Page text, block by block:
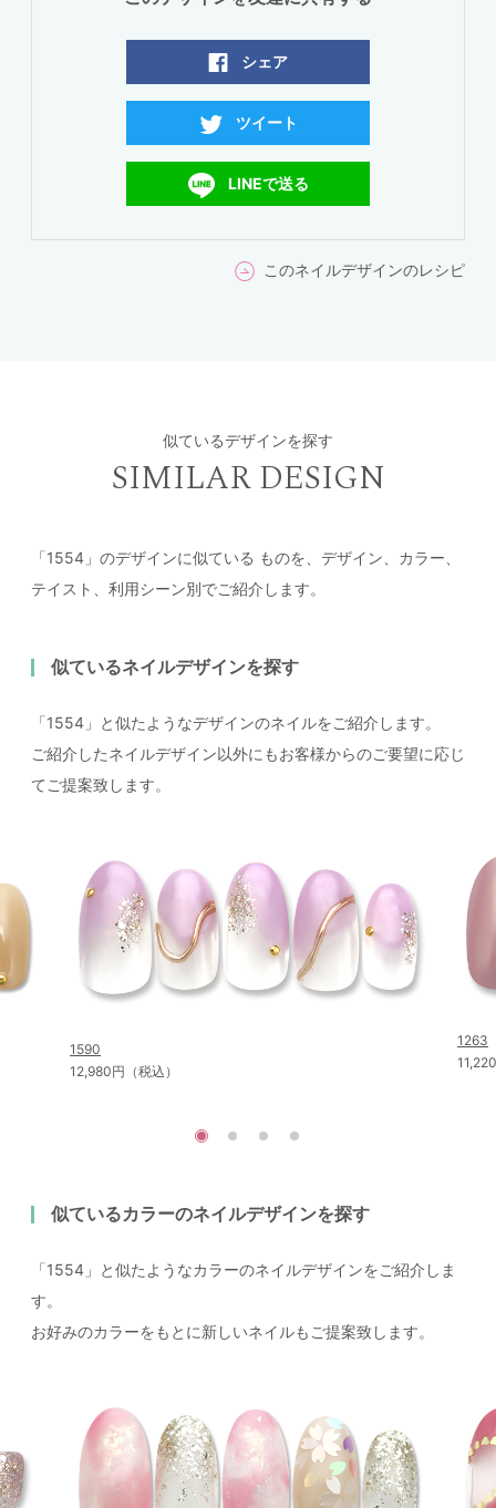
シェア
ツイート
LINEで送る
このネイルデザインのレシピ
似ているデザインを探す
SIMILAR DESIGN
「1554」のデザインに似ている ものを、デザイン、カラー、
テイスト、利用シーン別でご紹介します。
似ているネイルデザインを探す
「1554」と似たようなデザインのネイルをご紹介します。
ご紹介したネイルデザイン以外にもお客様からのご要望に応じ
てご提案致します。
1590
12,980円（税込）
1263
似ているカラーのネイルデザインを探す
「1554」と似たようなカラーのネイルデザインをご紹介しま
す。
お好みのカラーをもとに新しいネイルもご提案致します。